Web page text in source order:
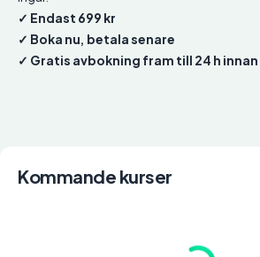
✓ Endast 699 kr
✓ Boka nu, betala senare
✓ Gratis avbokning fram till 24 h innan
Kommande kurser